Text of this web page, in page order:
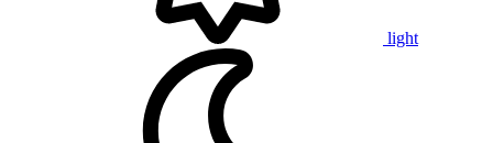
light